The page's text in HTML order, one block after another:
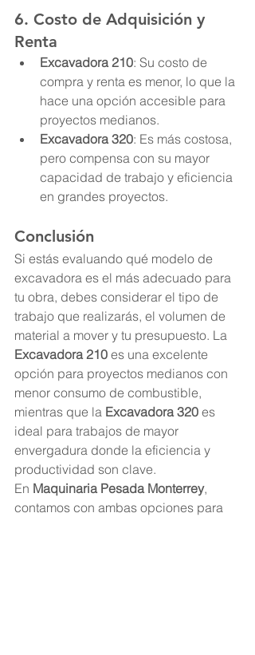
6. Costo de Adquisición y
Renta
Excavadora 210: Su costo de
compra y renta es menor, lo que la
hace una opción accesible para
proyectos medianos.
Excavadora 320: Es más costosa,
pero compensa con su mayor
capacidad de trabajo y eficiencia
en grandes proyectos.
Conclusión
Si estás evaluando qué modelo de
excavadora es el más adecuado para
tu obra, debes considerar el tipo de
trabajo que realizarás, el volumen de
material a mover y tu presupuesto. La
Excavadora 210 es una excelente
opción para proyectos medianos con
menor consumo de combustible,
mientras que la Excavadora 320 es
ideal para trabajos de mayor
envergadura donde la eficiencia y
productividad son clave.
En Maquinaria Pesada Monterrey,
contamos con ambas opciones para